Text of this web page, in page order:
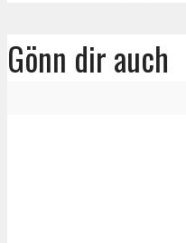
Gönn dir auch